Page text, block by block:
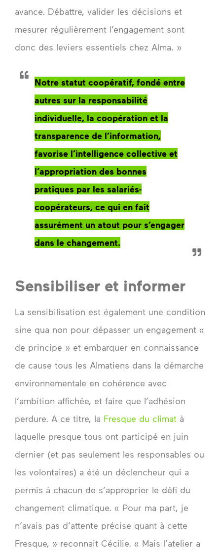
avance. Débattre, valider les décisions et
mesurer régulièrement l’engagement sont
donc des leviers essentiels chez Alma. »
Notre statut coopératif, fondé entre
autres sur la responsabilité
individuelle, la coopération et la
transparence de l’information,
favorise l’intelligence collective et
l’appropriation des bonnes
pratiques par les salariés-
coopérateurs, ce qui en fait
assurément un atout pour s’engager
dans le changement.
Sensibiliser et informer
La sensibilisation est également une condition
sine qua non pour dépasser un engagement «
de principe » et embarquer en connaissance
de cause tous les Almatiens dans la démarche
environnementale en cohérence avec
l’ambition affichée, et faire que l’adhésion
perdure. A ce titre, la Fresque du climat à
laquelle presque tous ont participé en juin
dernier (et pas seulement les responsables ou
les volontaires) a été un déclencheur qui a
permis à chacun de s’approprier le défi du
changement climatique. « Pour ma part, je
n’avais pas d’attente précise quant à cette
Fresque, » reconnait Cécilie. « Mais l’atelier a